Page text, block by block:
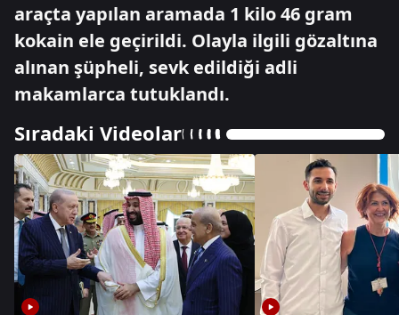
araçta yapılan aramada 1 kilo 46 gram
kokain ele geçirildi. Olayla ilgili gözaltına
alınan şüpheli, sevk edildiği adli
makamlarca tutuklandı.
Sıradaki Videolar